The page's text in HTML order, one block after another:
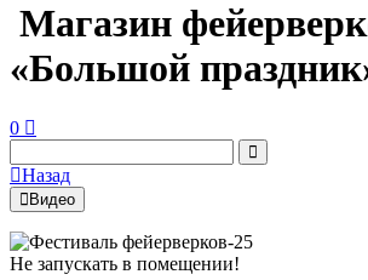
Магазин
«Большой
0
Назад
Видео
Не запускать в помещении!